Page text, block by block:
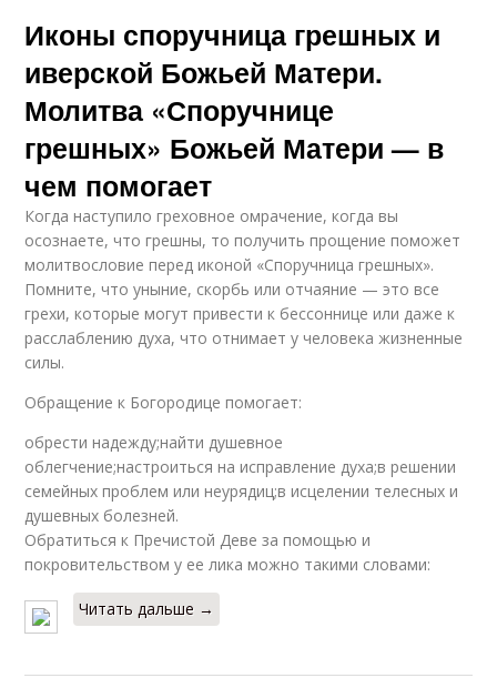
Иконы споручница грешных и
иверской Божьей Матери.
Молитва «Споручнице
грешных» Божьей Матери — в
чем помогает
Когда наступило греховное омрачение, когда вы
осознаете, что грешны, то получить прощение поможет
молитвословие перед иконой «Споручница грешных».
Помните, что уныние, скорбь или отчаяние — это все
грехи, которые могут привести к бессоннице или даже к
расслаблению духа, что отнимает у человека жизненные
силы.
Обращение к Богородице помогает:
обрести надежду;найти душевное
облегчение;настроиться на исправление духа;в решении
семейных проблем или неурядиц;в исцелении телесных и
душевных болезней.
Обратиться к Пречистой Деве за помощью и
покровительством у ее лика можно такими словами:
Читать дальше →